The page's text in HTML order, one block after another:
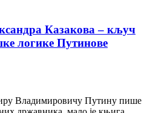
Казакова – кључ
логике Путинове
Владимировичу Путину пише